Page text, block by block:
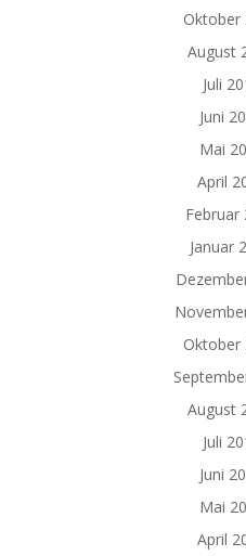
Oktober
August
Juli
Juni
Mai
April
Februar
Januar
Oktober
August
Juli
Juni
Mai
April